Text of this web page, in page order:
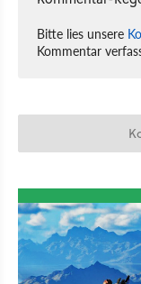
Bitte lies unsere
Kommentar